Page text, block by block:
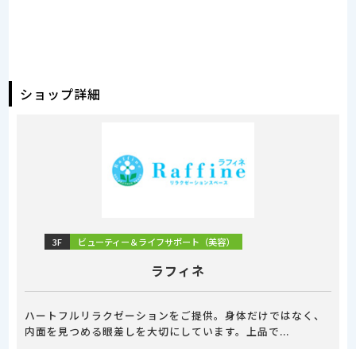
ショップ詳細
3F ビューティー＆ライフサポート（美容）
ラフィネ
ハートフルリラクゼーションをご提供。身体だけではなく、
内面を見つめる眼差しを大切にしています。上品で...